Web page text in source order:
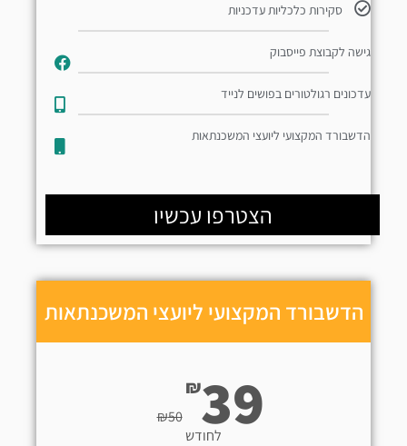
הדשבורד המקצועי ליועצי המשכנתאות
₪50
₪39
לחודש
סקירות כלכליות עדכניות
גישה לקבוצת פייסבוק
עדכונים רגולטורים בפושים לנייד​
הדשבורד המקצועי ליועצי המשכנתאות
הצטרפו עכשיו